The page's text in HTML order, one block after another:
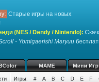
Старые игры на новых
(NES / Dendy / Nintendo):
- Yomigaerishi Maryuu
MAME Мини
Игры: # A B C D E F